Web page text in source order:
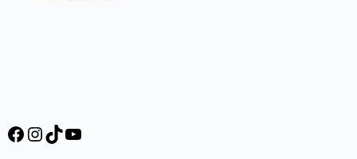
Facebook
Instagram
TikTok
YouTube